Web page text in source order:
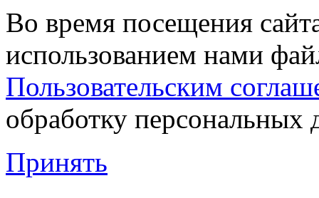
Во время посещения
использованием нами
Пользовательским
обработку персональных
Принять